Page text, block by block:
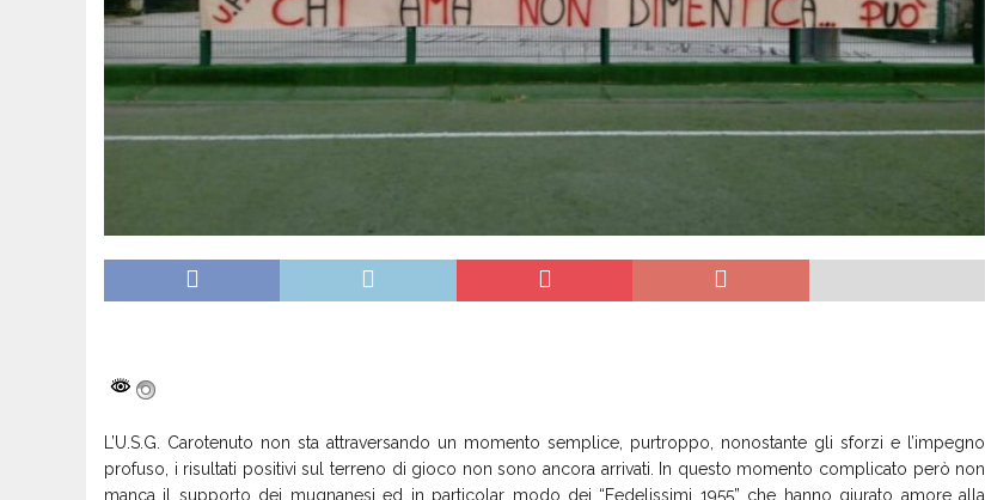
L’U.S.G. Carotenuto non sta attraversando un momento semplice, purtroppo, nonostante gli sforzi e l’impegno
profuso, i risultati positivi sul terreno di gioco non sono ancora arrivati. In questo momento complicato però non
manca il supporto dei mugnanesi ed in particolar modo dei “Fedelissimi 1955” che hanno giurato amore alla